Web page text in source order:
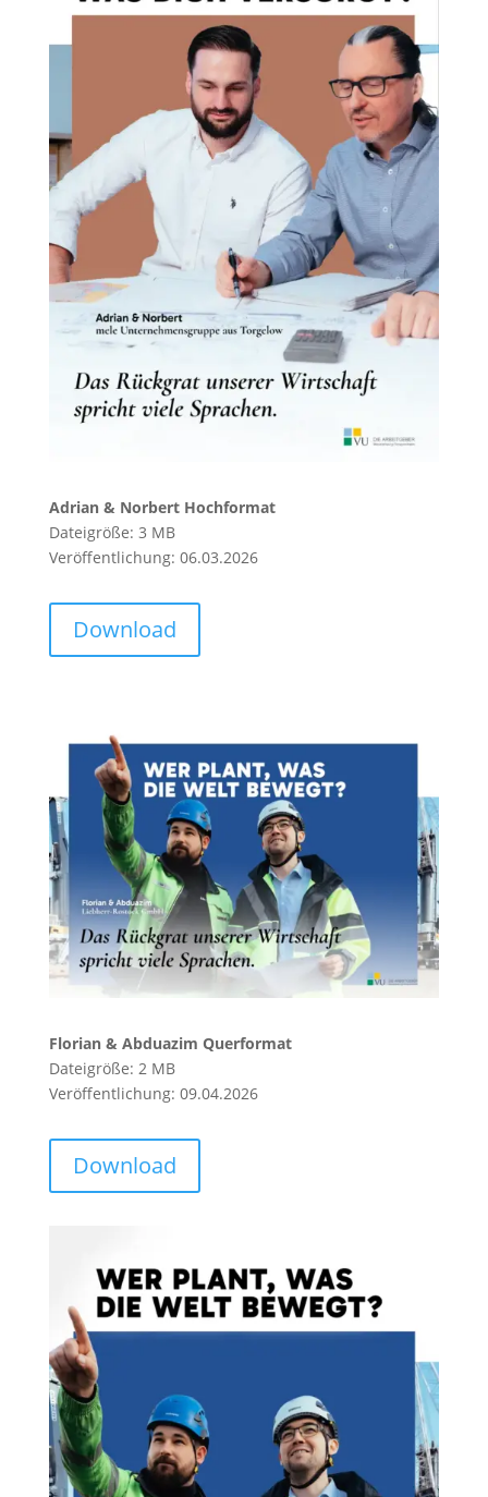
Adrian & Norbert Hochformat
Dateigröße: 3 MB
Veröffentlichung: 06.03.2026
Download
Florian & Abduazim Querformat
Dateigröße: 2 MB
Veröffentlichung: 09.04.2026
Download